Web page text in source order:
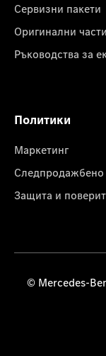
Сервизни пакети
Оригинални части
Ръководства за
Политики
Маркетинг
Защита и
© Mercedes-